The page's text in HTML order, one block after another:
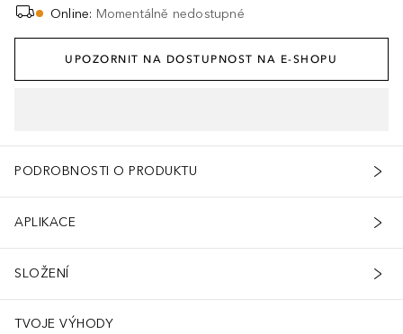
Online: Momentálně nedostupné
UPOZORNIT NA DOSTUPNOST NA E-SHOPU
PODROBNOSTI O PRODUKTU
APLIKACE
SLOŽENÍ
TVOJE VÝHODY